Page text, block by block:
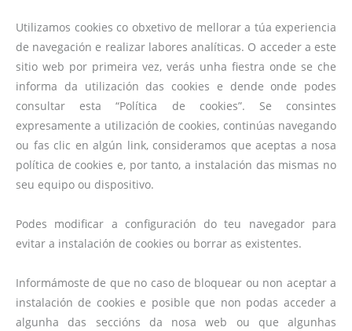
Utilizamos cookies co obxetivo de mellorar a túa experiencia
de navegación e realizar labores analíticas. O acceder a este
sitio web por primeira vez, verás unha fiestra onde se che
informa da utilización das cookies e dende onde podes
consultar esta “Política de cookies”. Se consintes
expresamente a utilización de cookies, continúas navegando
ou fas clic en algún link, consideramos que aceptas a nosa
política de cookies e, por tanto, a instalación das mismas no
seu equipo ou dispositivo.
Podes modificar a configuración do teu navegador para
evitar a instalación de cookies ou borrar as existentes.
Informámoste de que no caso de bloquear ou non aceptar a
instalación de cookies e posible que non podas acceder a
algunha das seccións da nosa web ou que algunhas